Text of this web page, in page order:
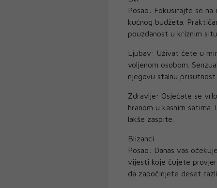
Posao: Fokusirajte se
kućnog budžeta.
pouzdanost u kriznim
Ljubav: Uživat ćete u
voljenom osobom.
njegovu stalnu prisutnost
Zdravlje: Osjećate se
hranom u kasnim
lakše zaspite.
Blizanci
Posao: Danas vas
vijesti koje čujete
da započinjete deset